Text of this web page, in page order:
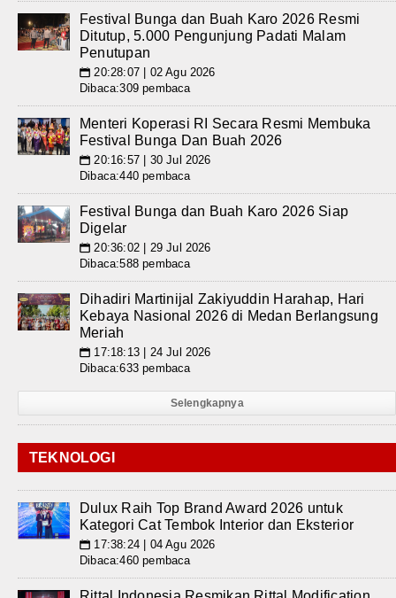
Festival Bunga dan Buah Karo 2026 Resmi
Ditutup, 5.000 Pengunjung Padati Malam
Penutupan
📅 20:28:07 | 02 Agu 2026
Dibaca:309 pembaca
Menteri Koperasi RI Secara Resmi Membuka
Festival Bunga Dan Buah 2026
📅 20:16:57 | 30 Jul 2026
Dibaca:440 pembaca
Festival Bunga dan Buah Karo 2026 Siap
Digelar
📅 20:36:02 | 29 Jul 2026
Dibaca:588 pembaca
Dihadiri Martinijal Zakiyuddin Harahap, Hari
Kebaya Nasional 2026 di Medan Berlangsung
Meriah
📅 17:18:13 | 24 Jul 2026
Dibaca:633 pembaca
Selengkapnya
TEKNOLOGI
Dulux Raih Top Brand Award 2026 untuk
Kategori Cat Tembok Interior dan Eksterior
📅 17:38:24 | 04 Agu 2026
Dibaca:460 pembaca